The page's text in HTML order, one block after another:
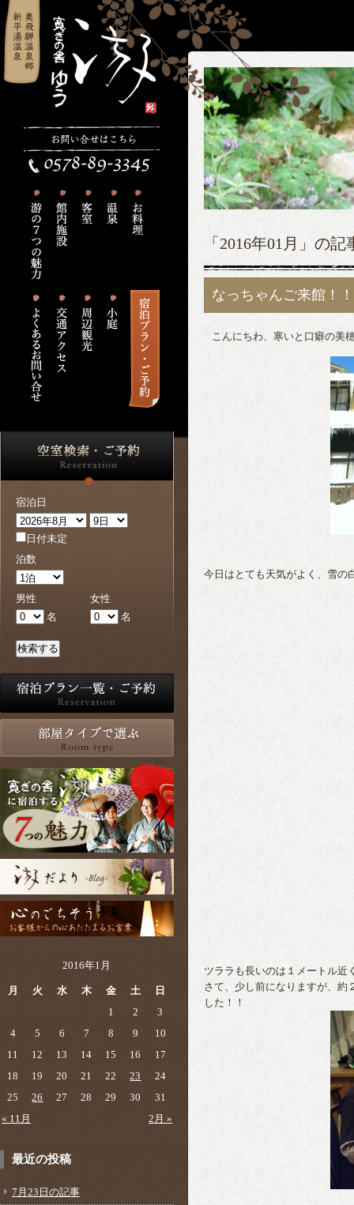
宿泊日
日付未定
泊数
男性
名
女性
名
検索する
2016年1月
月 火 水 木 金 土 日
« 11月 2月 »
1 2
3
4
5 6 7 8 9
10
11
12 13 14 15 16
17
18
19 20 21 22 23
24
25
26 27 28 29 30 31
最近の投稿
7月23日の記事
「2016年01月」の記
なっちゃんご来館！！
こんにちわ、寒いと口癖の美
今日はとても天気がよく、雪の
ツララも長いのは１メートル近
さて、少し前になりますが、
した！！